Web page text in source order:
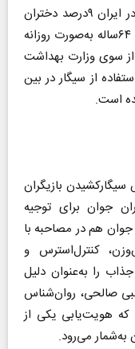
سیگار به دست دارند. طبق آمار، سال۲۰۱۰ در ایران ۹درصد دختران
۱۳ تا ۱۵ساله و کمتر از یک‌درصد زنان ۱۵ تا ۶۴ساله به‌صورت روزانه
از سوی وزارت بهداشت
از سیگار در بین
است.
سیگارکشیدن بازیگران
جوان برای توجیه
هم در مصاحبه با
کنترل‌استرس و
را به‌عنوان دلیل
صالحی، روان‌شناس
که هویت‌یابی یکی از
به‌شمار می‌رود.